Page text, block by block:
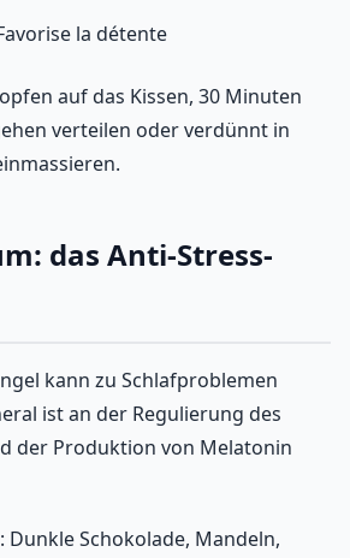
la détente
auf das Kissen, 30 Minuten
verteilen oder verdünnt in
das Anti-Stress-
kann zu Schlafproblemen
ist an der Regulierung des
der Produktion von Melatonin
: Dunkle Schokolade, Mandeln,